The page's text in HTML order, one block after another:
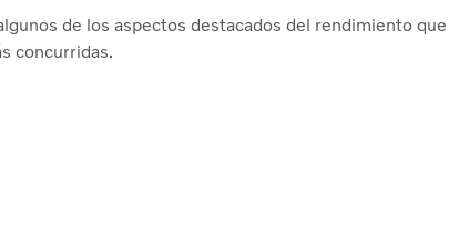
de los aspectos destacados del rendimiento que
concurridas.